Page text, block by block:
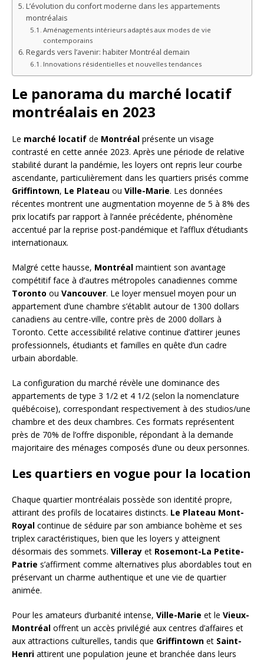
L’évolution du confort moderne dans les appartements
montréalais
Aménagements intérieurs adaptés aux modes de vie
contemporains
Regards vers l’avenir: habiter Montréal demain
Innovations résidentielles et nouvelles tendances
Le panorama du marché locatif
montréalais en 2023
Le marché locatif de Montréal présente un visage
contrasté en cette année 2023. Après une période de relative
stabilité durant la pandémie, les loyers ont repris leur courbe
ascendante, particulièrement dans les quartiers prisés comme
Griffintown, Le Plateau ou Ville-Marie. Les données
récentes montrent une augmentation moyenne de 5 à 8% des
prix locatifs par rapport à l’année précédente, phénomène
accentué par la reprise post-pandémique et l’afflux d’étudiants
internationaux.
Malgré cette hausse, Montréal maintient son avantage
compétitif face à d’autres métropoles canadiennes comme
Toronto ou Vancouver. Le loyer mensuel moyen pour un
appartement d’une chambre s’établit autour de 1300 dollars
canadiens au centre-ville, contre près de 2000 dollars à
Toronto. Cette accessibilité relative continue d’attirer jeunes
professionnels, étudiants et familles en quête d’un cadre
urbain abordable.
La configuration du marché révèle une dominance des
appartements de type 3 1/2 et 4 1/2 (selon la nomenclature
québécoise), correspondant respectivement à des studios/une
chambre et des deux chambres. Ces formats représentent
près de 70% de l’offre disponible, répondant à la demande
majoritaire des ménages composés d’une ou deux personnes.
Les quartiers en vogue pour la location
Chaque quartier montréalais possède son identité propre,
attirant des profils de locataires distincts. Le Plateau Mont-
Royal continue de séduire par son ambiance bohème et ses
triplex caractéristiques, bien que les loyers y atteignent
désormais des sommets. Villeray et Rosemont-La Petite-
Patrie s’affirment comme alternatives plus abordables tout en
préservant un charme authentique et une vie de quartier
animée.
Pour les amateurs d’urbanité intense, Ville-Marie et le Vieux-
Montréal offrent un accès privilégié aux centres d’affaires et
aux attractions culturelles, tandis que Griffintown et Saint-
Henri attirent une population jeune et branchée dans leurs